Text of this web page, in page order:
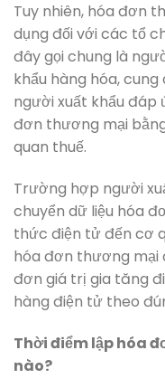
Tuy nhiên, hóa đơn
dụng đối với các tổ
đây gọi chung là
khẩu hàng hóa,
người xuất khẩu đáp
đơn thương mại
quan thuế.
Trường hợp người
chuyển dữ liệu hóa
thức điện tử đến cơ
hóa đơn thương mại
đơn giá trị gia tăng
hàng điện tử theo
Thời điểm lập hóa
nào?